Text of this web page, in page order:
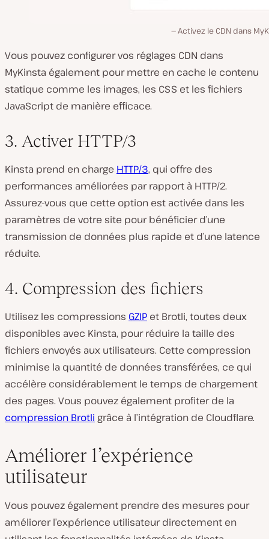
Activez le CDN dans
Vous pouvez configurer vos réglages CDN dans
MyKinsta également pour mettre en cache le contenu
statique comme les images, les CSS et les fichiers
JavaScript de manière efficace.
3. Activer HTTP/3
Kinsta prend en charge HTTP/3, qui offre des
performances améliorées par rapport à HTTP/2.
Assurez-vous que cette option est activée dans les
paramètres de votre site pour bénéficier d’une
transmission de données plus rapide et d’une latence
réduite.
4. Compression des fichiers
Utilisez les compressions GZIP et Brotli, toutes deux
disponibles avec Kinsta, pour réduire la taille des
fichiers envoyés aux utilisateurs. Cette compression
minimise la quantité de données transférées, ce qui
accélère considérablement le temps de chargement
des pages. Vous pouvez également profiter de la
compression Brotli grâce à l’intégration de Cloudflare.
Améliorer l’expérience
utilisateur
Vous pouvez également prendre des mesures pour
améliorer l’expérience utilisateur directement en